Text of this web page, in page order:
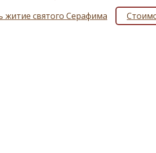
житие святого Серафима